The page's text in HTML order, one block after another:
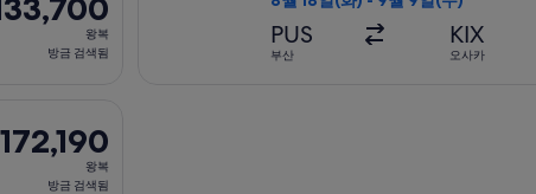
왕복
방금 검색됨
PUS
부산
KIX
오사카
왕복
방금 검색됨